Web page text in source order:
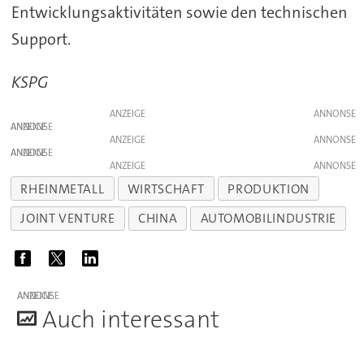
Entwicklungsaktivitäten sowie den technischen
Support.
KSPG
ANZEIGE
ANZEIGE
ANZEIGE
ANZEIGE
ANZEIGE
RHEINMETALL WIRTSCHAFT
PRODUKTION
JOINT VENTURE
CHINA AUTOMOBILINDUSTRIE
ANZEIGE
Auch interessant